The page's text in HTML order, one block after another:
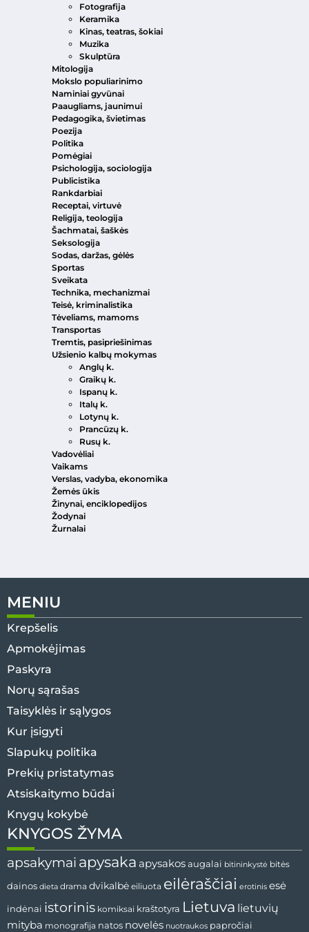
Fotografija
Keramika
Kinas, teatras, šokiai
Muzika
Skulptūra
Mitologija
Mokslo populiarinimo
Naminiai gyvūnai
Paaugliams, jaunimui
Pedagogika, švietimas
Poezija
Politika
Pomėgiai
Psichologija, sociologija
Publicistika
Rankdarbiai
Receptai, virtuvė
Religija, teologija
Šachmatai, šaškės
Seksologija
Sodas, daržas, gėlės
Sportas
Sveikata
Technika, mechanizmai
Teisė, kriminalistika
Tėveliams, mamoms
Transportas
Tremtis, pasipriešinimas
Užsienio kalbų mokymas
Anglų k.
Graikų k.
Ispanų k.
Italų k.
Lotynų k.
Prancūzų k.
Rusų k.
Vadovėliai
Vaikams
Verslas, vadyba, ekonomika
Žemės ūkis
Žinynai, enciklopedijos
Žodynai
Žurnalai
MENIU
Krepšelis
Apmokėjimas
Paskyra
Norų sąrašas
Taisyklės ir sąlygos
Kur įsigyti
Slapukų politika
Prekių pristatymas
Atsiskaitymo būdai
Knygų kokybė
KNYGOS ŽYMA
apsakymai apysaka apysakos augalai bitininkystė bitės
dainos dieta drama dvikalbė eiliuota eilėraščiai erotinis esė
indėnai istorinis komiksai kraštotyra Lietuva lietuvių
mityba monografija natos novelės nuotraukos papročiai